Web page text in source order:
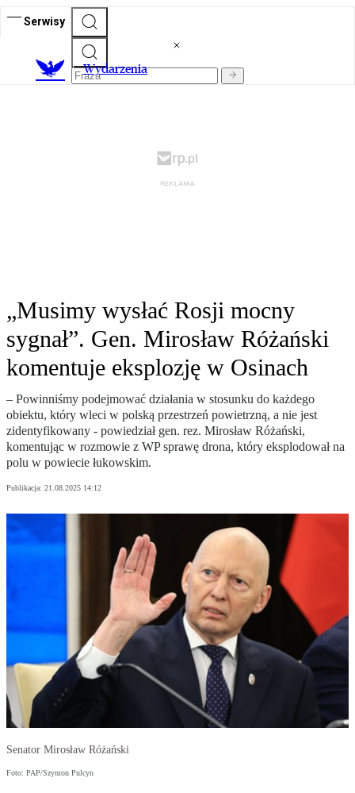
Serwisy
Wydarzenia
„Musimy wysłać Rosji mocny
sygnał”. Gen. Mirosław Różański
komentuje eksplozję w Osinach
– Powinniśmy podejmować działania w stosunku do każdego
obiektu, który wleci w polską przestrzeń powietrzną, a nie jest
zidentyfikowany - powiedział gen. rez. Mirosław Różański,
komentując w rozmowie z WP sprawę drona, który eksplodował na
polu w powiecie łukowskim.
Publikacja: 21.08.2025 14:12
Senator Mirosław Różański
Foto: PAP/Szymon Pulcyn